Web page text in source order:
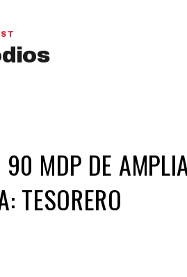
una alianza,
MDP DE
TESORERO